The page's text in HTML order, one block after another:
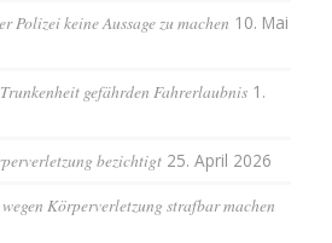
Polizei keine Aussage zu machen 10. Mai
gefährden Fahrerlaubnis 1.
bezichtigt 25. April 2026
Körperverletzung strafbar machen